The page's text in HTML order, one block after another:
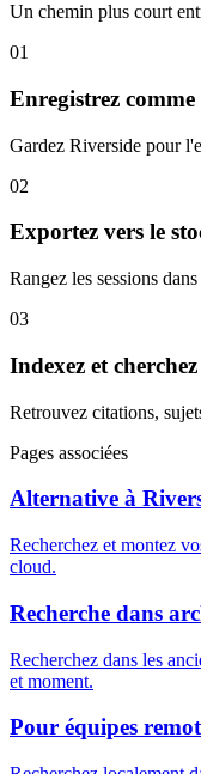
Un chemin plus court
01
Enregistrez
Gardez Riverside pour
02
Exportez vers le
Rangez les sessions
03
Indexez et
Retrouvez citations,
Pages associées
Alternative à
Recherchez et montez
cloud.
Recherche dans
Recherchez dans les
et moment.
Pour équipes